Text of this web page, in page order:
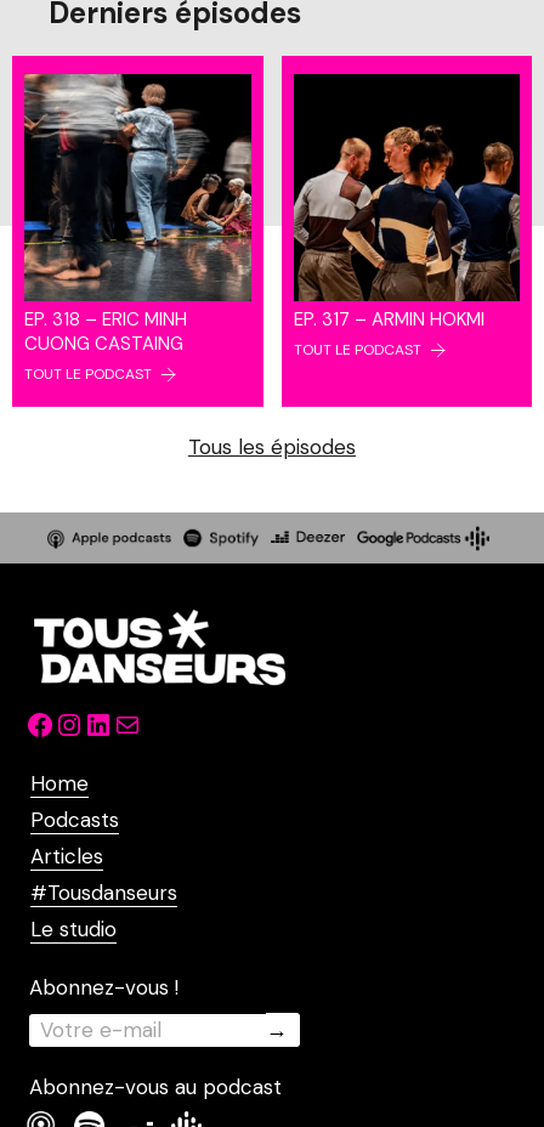
Derniers épisodes
EP. 318 – ERIC MINH
CUONG CASTAING
TOUT LE PODCAST
EP. 317 – ARMIN HOKMI
TOUT LE PODCAST
Tous les épisodes
Facebook
Instagram
LinkedIn
Mail
Home
Podcasts
Articles
#Tousdanseurs
Le studio
Abonnez-vous !
Abonnez-vous au podcast